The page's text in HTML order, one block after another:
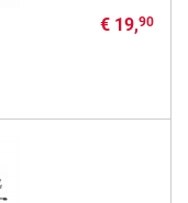
€ 19,90